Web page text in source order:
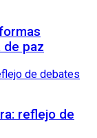
de paz
reflejo de